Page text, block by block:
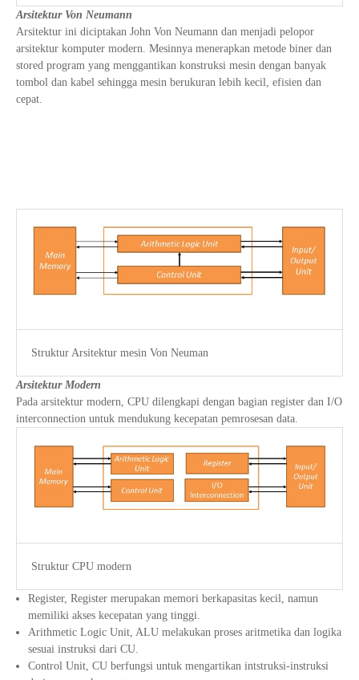
Arsitektur Von Neumann
Arsitektur ini diciptakan John Von Neumann dan menjadi pelopor
arsitektur komputer modern. Mesinnya menerapkan metode biner dan
stored program yang menggantikan konstruksi mesin dengan banyak
tombol dan kabel sehingga mesin berukuran lebih kecil, efisien dan
cepat.
Struktur Arsitektur mesin Von Neuman
Arsitektur Modern
Pada arsitektur modern, CPU dilengkapi dengan bagian register dan I/O
interconnection untuk mendukung kecepatan pemrosesan data.
Struktur CPU modern
Register, Register merupakan memori berkapasitas kecil, namun
memiliki akses kecepatan yang tinggi.
Arithmetic Logic Unit, ALU melakukan proses aritmetika dan logika
sesuai instruksi dari CU.
Control Unit, CU berfungsi untuk mengartikan intstruksi-instruksi